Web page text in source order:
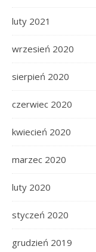
luty 2021
wrzesień 2020
sierpień 2020
czerwiec 2020
kwiecień 2020
marzec 2020
luty 2020
styczeń 2020
grudzień 2019